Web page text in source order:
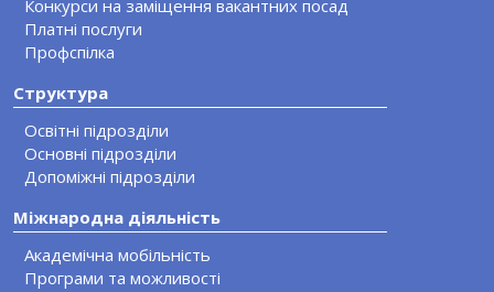
Конкурси на заміщення вакантних посад
Платні послуги
Профспілка
Структура
Освітні підрозділи
Основні підрозділи
Допоміжні підрозділи
Міжнародна діяльність
Академічна мобільність
Програми та можливості